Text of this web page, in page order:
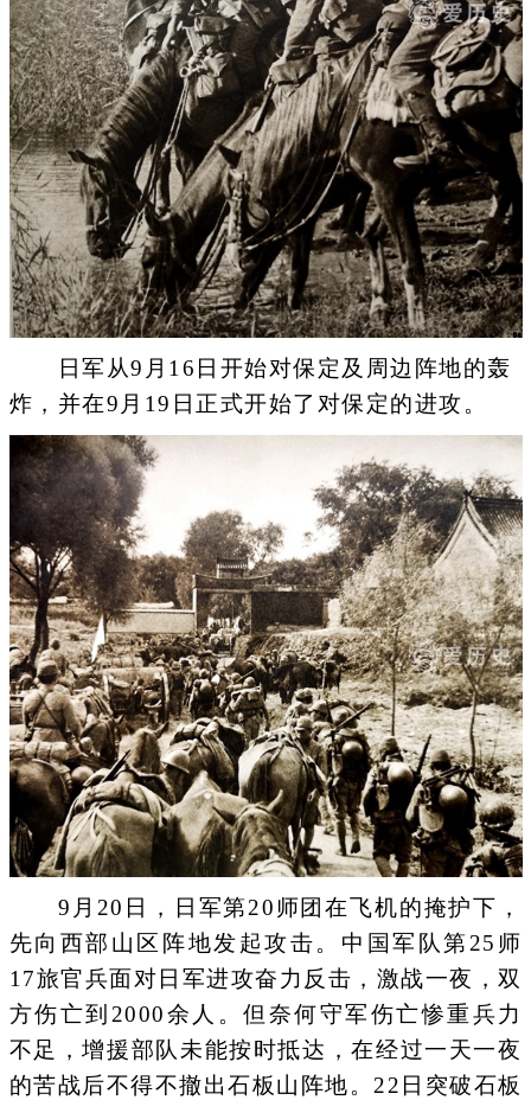
日军从9月16日开始对保定及周边阵地的轰
炸，并在9月19日正式开始了对保定的进攻。
9月20日，日军第20师团在飞机的掩护下，
先向西部山区阵地发起攻击。中国军队第25师
17旅官兵面对日军进攻奋力反击，激战一夜，双
方伤亡到2000余人。但奈何守军伤亡惨重兵力
不足，增援部队未能按时抵达，在经过一天一夜
的苦战后不得不撤出石板山阵地。22日突破石板